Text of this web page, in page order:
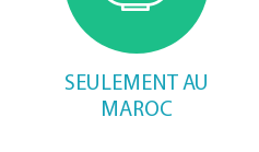
SEULEMENT AU
MAROC